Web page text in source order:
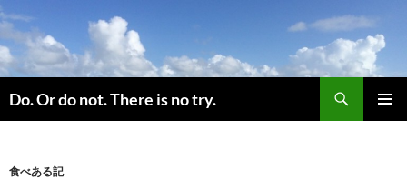
コ
ン
テ
ン
ツ
へ
キ
Do. Or do not. There is no try.
索
食べある記